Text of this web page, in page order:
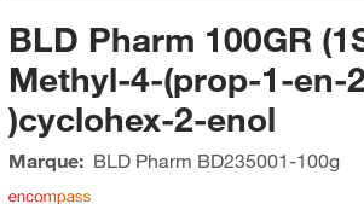
BLD Pharm 100GR
Methyl-4-(prop-1-en-
)cyclohex-2-enol
Marque: BLD Pharm BD235001-100g